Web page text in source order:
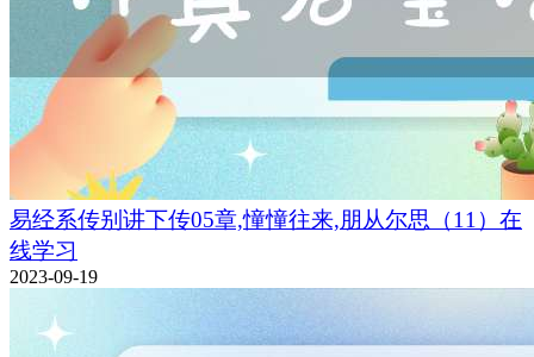
易经系传别讲下传05章,憧憧往来,朋从尔思（11）在
线学习
2023-09-19